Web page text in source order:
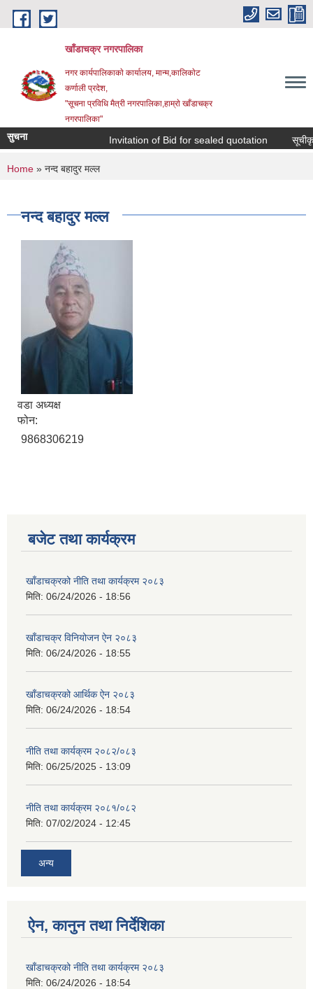
Skip to main content
खाँडाचक्र नगरपालिका
नगर कार्यपालिकाकाे कार्यालय, मान्म,कालिकाेट
क‍र्णाली प्रदेश,
"सूचना प्रविधि मैत्री नगरपालिका,हाम्राे खाँडाचक्र
नगरपालिका"
सुचना Invitation of Bid for sealed quotation सूचीकृत
You are here
Home » नन्द बहादुर मल्ल
नन्द बहादुर मल्ल
वडा अध्यक्ष
फोन:
9868306219
बजेट तथा कार्यक्रम
खाँडाचक्रको नीति तथा कार्यक्रम २०८३
मिति: 06/24/2026 - 18:56
खाँडाचक्र विनियोजन ऐन २०८३
मिति: 06/24/2026 - 18:55
खाँडाचक्रको आर्थिक ऐन २०८३
मिति: 06/24/2026 - 18:54
नीति तथा कार्यक्रम २०८२/०८३
मिति: 06/25/2025 - 13:09
नीति तथा कार्यक्रम २०८१/०८२
मिति: 07/02/2024 - 12:45
अन्य
ऐन, कानुन तथा निर्देशिका
खाँडाचक्रको नीति तथा कार्यक्रम २०८३
मिति: 06/24/2026 - 18:54